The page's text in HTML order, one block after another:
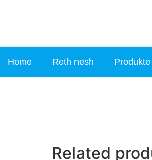
Home Reth nesh Produkte
Related